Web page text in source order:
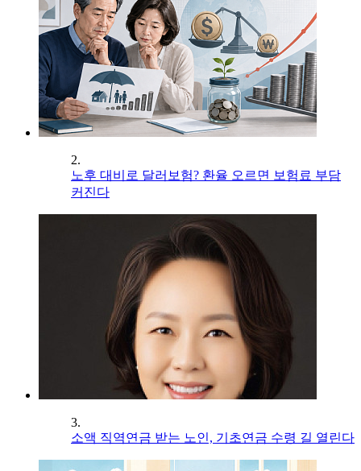
2.
노후 대비로 달러보험? 환율 오르면 보험료 부담
커진다
3.
소액 직역연금 받는 노인, 기초연금 수령 길 열린다